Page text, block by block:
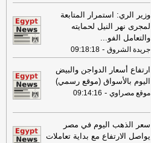
وزير الري: استمرار المتابعة
لمجرى نهر النيل لحمايته
والتعامل الفو...
جريدة الشروق -
09:18:18
ارتفاع أسعار الدواجن والبيض
اليوم بالأسواق (موقع رسمي)
موقع مصراوي -
09:14:16
سعر الذهب اليوم في مصر
يواصل الارتفاع مع بداية تعاملات